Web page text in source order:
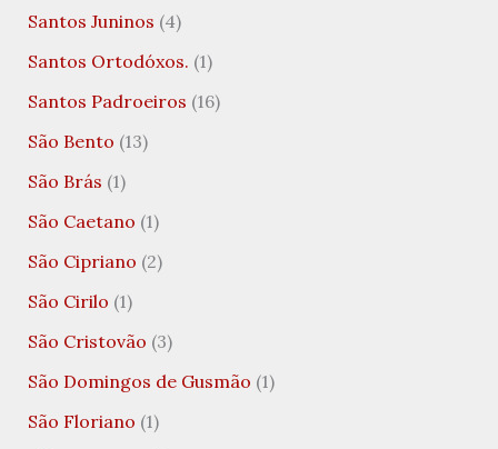
Santos Juninos (4)
Santos Ortodóxos. (1)
Santos Padroeiros (16)
São Bento (13)
São Brás (1)
São Caetano (1)
São Cipriano (2)
São Cirilo (1)
São Cristovão (3)
São Domingos de Gusmão (1)
São Floriano (1)